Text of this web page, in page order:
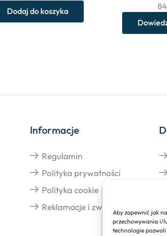
Aby zapewnić jak
przechowywania i/
technologie
Dodaj do koszyka
Informacje
Regulamin
Polityka prywatności
Polityka cookie
Reklamacje i zwroty